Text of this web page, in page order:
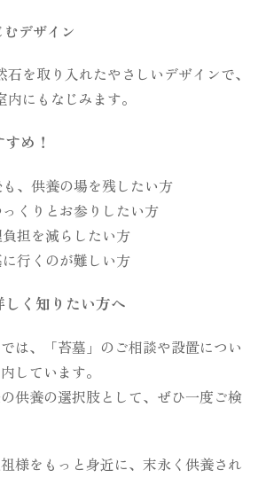
デザイン
石を取り入れたやさしいデザインで、
内にもなじみます。
め！
、供養の場を残したい方
くりとお参りしたい方
担を減らしたい方
行くのが難しい方
く知りたい方へ
は、「苔墓」のご相談や設置につい
しています。
供養の選択肢として、ぜひ一度ご検
様をもっと身近に、末永く供養され